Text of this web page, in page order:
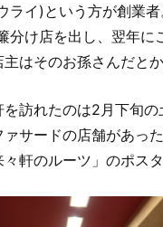
ライ)という方が創業
分け店を出し、翌年に
はそのお孫さんだとか
訪れたのは2月下旬
サードの店舗があっ
軒のルーツ」のポス